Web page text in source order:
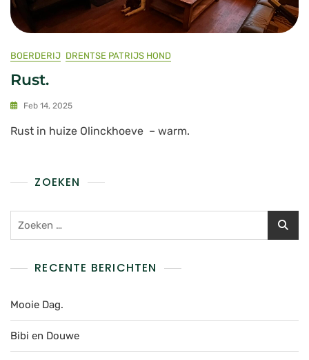
BOERDERIJ DRENTSE PATRIJS HOND
Rust.
Feb 14, 2025
Rust in huize Olinckhoeve – warm.
ZOEKEN
RECENTE BERICHTEN
Mooie Dag.
Bibi en Douwe